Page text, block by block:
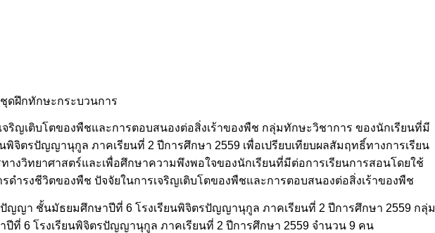
ดฝึกทักษะกระบวนการ
จริญเติบโตของพืชและการตอบสนองต่อสิ่งเร้าของพืช กลุ่มทักษะวิชาการ ของนักเรียนที่มี
ตรปัญญานุกูล ภาคเรียนที่ 2 ปีการศึกษา 2559 เพื่อเปรียบเทียบผลสัมฤทธิ์ทางการเรียน
งวิทยาศาสตร์และเพื่อศึกษาความพึงพอใจของนักเรียนที่มีต่อการเรียนการสอนโดยใช้
ดำรงชีวิตของพืช ปัจจัยในการเจริญเติบโตของพืชและการตอบสนองต่อสิ่งเร้าของพืช
ญา ชั้นมัธยมศึกษาปีที่ 6 โรงเรียนพิจิตรปัญญานุกูล ภาคเรียนที่ 2 ปีการศึกษา 2559 กลุ่ม
ที่ 6 โรงเรียนพิจิตรปัญญานุกูล ภาคเรียนที่ 2 ปีการศึกษา 2559 จำนวน 9 คน